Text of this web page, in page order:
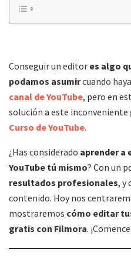
Conseguir un editor es algo
podamos asumircuando
canal de YouTube, pero en
solución a este
Curso de YouTube.
¿Has considerado aprender a
YouTube tú mismo? Con un
resultados profesionales, y
contenido. Hoy nos
mostraremos cómo editar
gratis con Filmora.